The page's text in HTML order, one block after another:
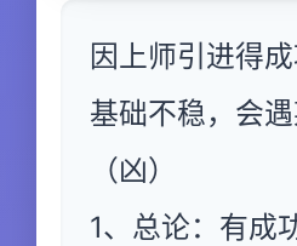
因上师引进得
基础不稳，会遇
（凶）
1、总论：有成